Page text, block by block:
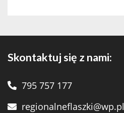
Skontaktuj się z nami:
795 757 177
regionalneflaszki@wp.pl